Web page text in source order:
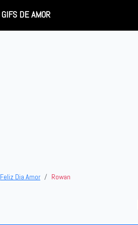
GIFS DE AMOR
Feliz Dia Amor Rowan